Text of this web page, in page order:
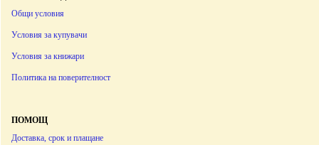
Общи условия
Условия за купувачи
Условия за книжари
Политика на поверителност
ПОМОЩ
Доставка, срок и плащане